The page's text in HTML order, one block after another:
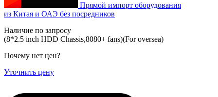
Прямой импорт оборудования
из Китая и ОАЭ без посредников
Наличие по запросу
(8*2.5 inch HDD Chassis,8080+ fans)(For oversea)
Почему нет цен?
Уточнить цену